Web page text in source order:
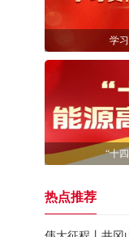
学
“十
热点推荐